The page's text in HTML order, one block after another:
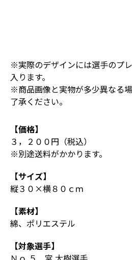
※実際のデザインには選手のプ
入ります。
※商品画像と実物が多少異なる
了承ください。
【価格】
３，２００円（税込）
※別途送料がかかります。
【サイズ】
縦３０×横８０ｃｍ
【素材】
綿、ポリエステル
【対象選手】